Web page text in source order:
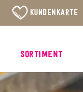
KUNDENKARTE
SORTIMENT